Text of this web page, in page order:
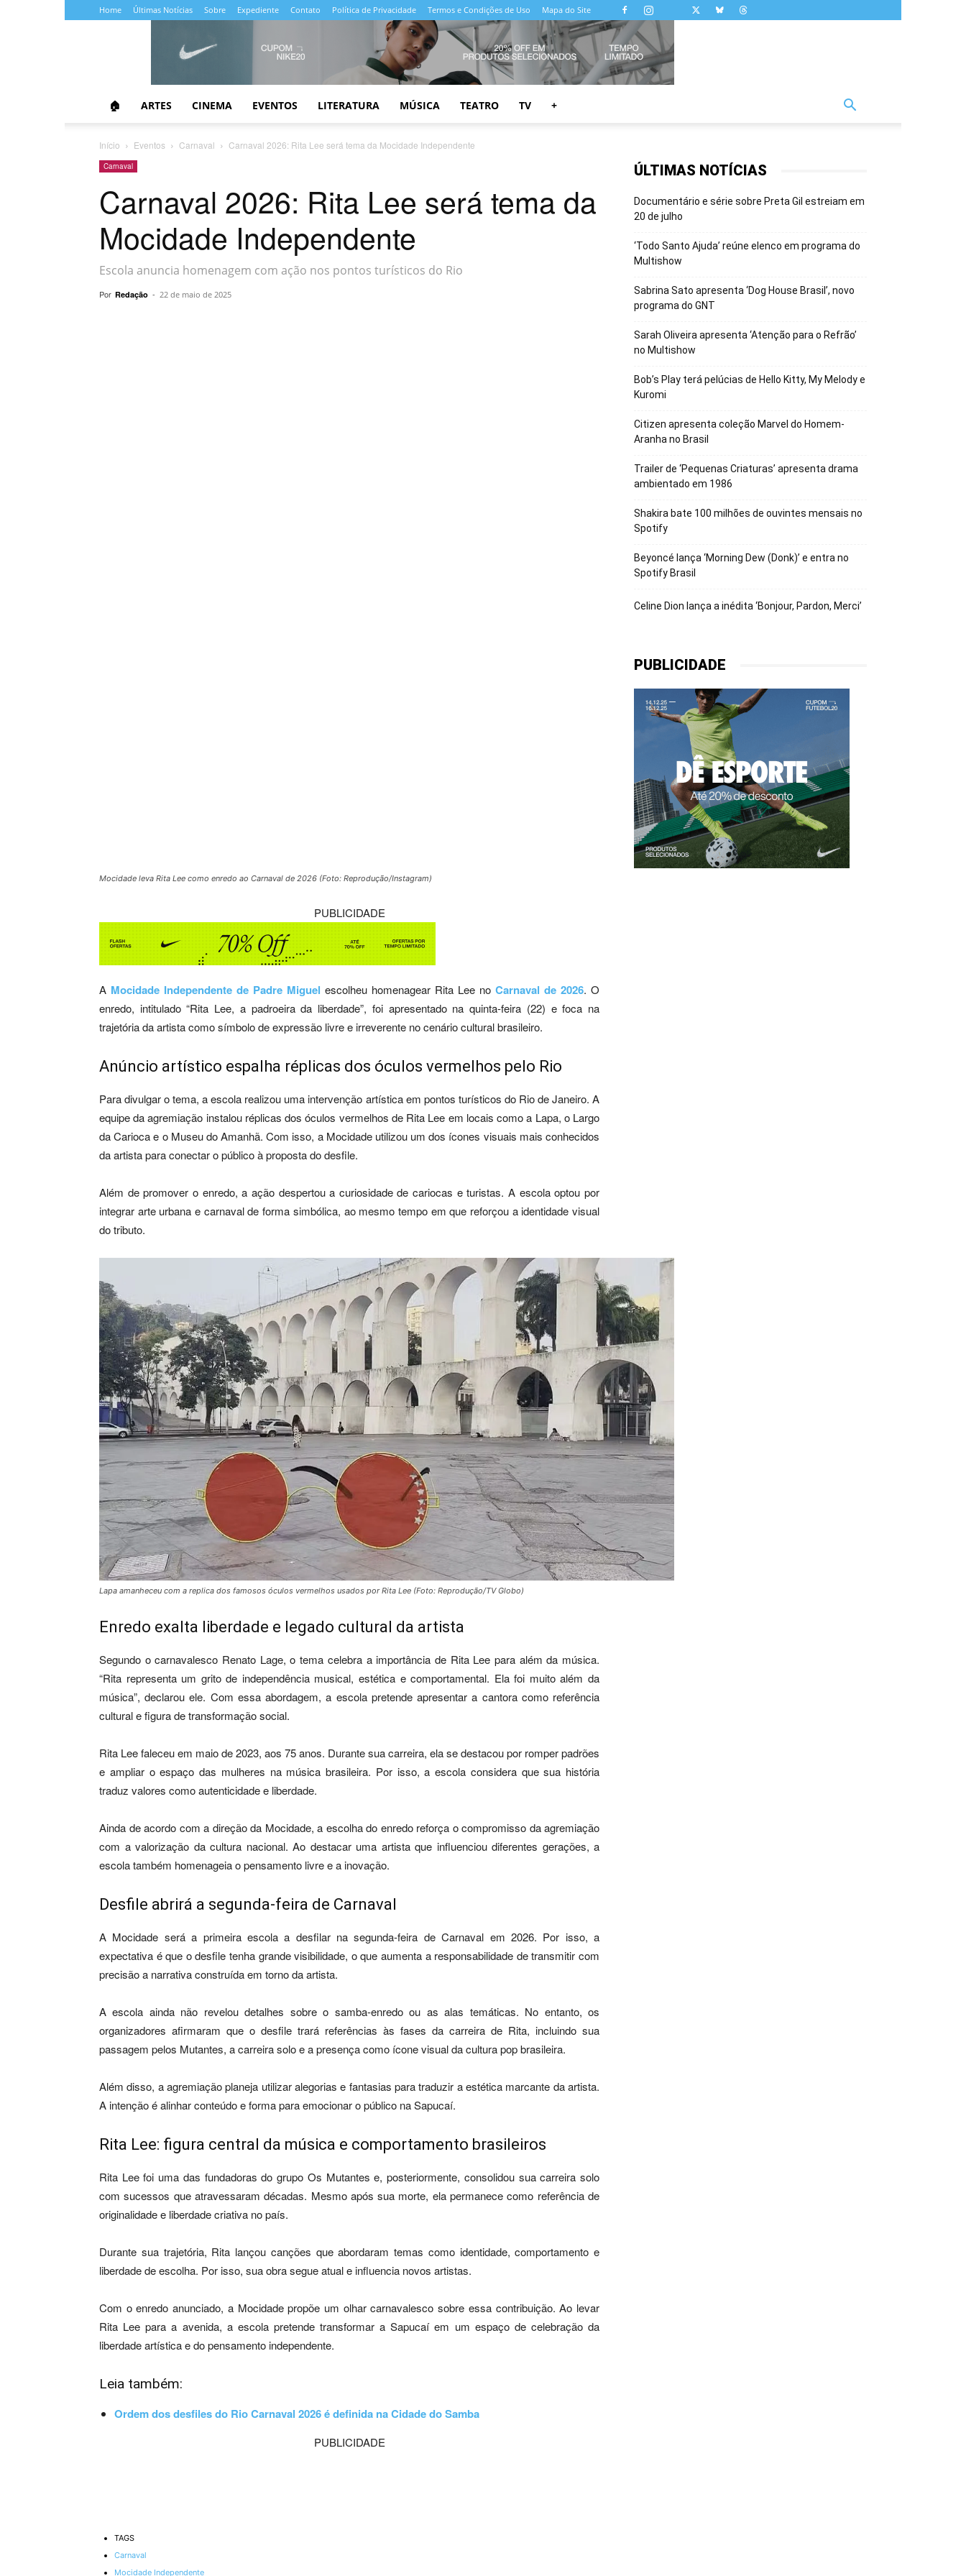
Home Últimas Notícias Sobre Expediente Contato Política de Privacidade Termos e Condições de Uso Mapa do Site
🏠 ARTES CINEMA EVENTOS LITERATURA MÚSICA TEATRO TV +
Início Eventos Carnaval Carnaval 2026: Rita Lee será tema da Mocidade Independente
Carnaval
Carnaval 2026: Rita Lee será tema da
Mocidade Independente
Escola anuncia homenagem com ação nos pontos turísticos do Rio
Por Redação - 22 de maio de 2025
Mocidade leva Rita Lee como enredo ao Carnaval de 2026 (Foto: Reprodução/Instagram)
PUBLICIDADE
A Mocidade Independente de Padre Miguel escolheu homenagear Rita Lee no Carnaval de 2026. O
enredo, intitulado “Rita Lee, a padroeira da liberdade”, foi apresentado na quinta-feira (22) e foca na
trajetória da artista como símbolo de expressão livre e irreverente no cenário cultural brasileiro.
Anúncio artístico espalha réplicas dos óculos vermelhos pelo Rio
Para divulgar o tema, a escola realizou uma intervenção artística em pontos turísticos do Rio de Janeiro. A
equipe da agremiação instalou réplicas dos óculos vermelhos de Rita Lee em locais como a Lapa, o Largo
da Carioca e o Museu do Amanhã. Com isso, a Mocidade utilizou um dos ícones visuais mais conhecidos
da artista para conectar o público à proposta do desfile.
Além de promover o enredo, a ação despertou a curiosidade de cariocas e turistas. A escola optou por
integrar arte urbana e carnaval de forma simbólica, ao mesmo tempo em que reforçou a identidade visual
do tributo.
Lapa amanheceu com a replica dos famosos óculos vermelhos usados por Rita Lee (Foto: Reprodução/TV Globo)
Enredo exalta liberdade e legado cultural da artista
Segundo o carnavalesco Renato Lage, o tema celebra a importância de Rita Lee para além da música.
“Rita representa um grito de independência musical, estética e comportamental. Ela foi muito além da
música”, declarou ele. Com essa abordagem, a escola pretende apresentar a cantora como referência
cultural e figura de transformação social.
Rita Lee faleceu em maio de 2023, aos 75 anos. Durante sua carreira, ela se destacou por romper padrões
e ampliar o espaço das mulheres na música brasileira. Por isso, a escola considera que sua história
traduz valores como autenticidade e liberdade.
Ainda de acordo com a direção da Mocidade, a escolha do enredo reforça o compromisso da agremiação
com a valorização da cultura nacional. Ao destacar uma artista que influenciou diferentes gerações, a
escola também homenageia o pensamento livre e a inovação.
Desfile abrirá a segunda-feira de Carnaval
A Mocidade será a primeira escola a desfilar na segunda-feira de Carnaval em 2026. Por isso, a
expectativa é que o desfile tenha grande visibilidade, o que aumenta a responsabilidade de transmitir com
precisão a narrativa construída em torno da artista.
A escola ainda não revelou detalhes sobre o samba-enredo ou as alas temáticas. No entanto, os
organizadores afirmaram que o desfile trará referências às fases da carreira de Rita, incluindo sua
passagem pelos Mutantes, a carreira solo e a presença como ícone visual da cultura pop brasileira.
Além disso, a agremiação planeja utilizar alegorias e fantasias para traduzir a estética marcante da artista.
A intenção é alinhar conteúdo e forma para emocionar o público na Sapucaí.
Rita Lee: figura central da música e comportamento brasileiros
Rita Lee foi uma das fundadoras do grupo Os Mutantes e, posteriormente, consolidou sua carreira solo
com sucessos que atravessaram décadas. Mesmo após sua morte, ela permanece como referência de
originalidade e liberdade criativa no país.
Durante sua trajetória, Rita lançou canções que abordaram temas como identidade, comportamento e
liberdade de escolha. Por isso, sua obra segue atual e influencia novos artistas.
Com o enredo anunciado, a Mocidade propõe um olhar carnavalesco sobre essa contribuição. Ao levar
Rita Lee para a avenida, a escola pretende transformar a Sapucaí em um espaço de celebração da
liberdade artística e do pensamento independente.
Leia também:
Ordem dos desfiles do Rio Carnaval 2026 é definida na Cidade do Samba
PUBLICIDADE
TAGS
Carnaval
Mocidade Independente
ÚLTIMAS NOTÍCIAS
Documentário e série sobre Preta Gil estreiam em
20 de julho
‘Todo Santo Ajuda’ reúne elenco em programa do
Multishow
Sabrina Sato apresenta ‘Dog House Brasil’, novo
programa do GNT
Sarah Oliveira apresenta ‘Atenção para o Refrão’
no Multishow
Bob’s Play terá pelúcias de Hello Kitty, My Melody e
Kuromi
Citizen apresenta coleção Marvel do Homem-
Aranha no Brasil
Trailer de ‘Pequenas Criaturas’ apresenta drama
ambientado em 1986
Shakira bate 100 milhões de ouvintes mensais no
Spotify
Beyoncé lança ‘Morning Dew (Donk)’ e entra no
Spotify Brasil
Celine Dion lança a inédita ‘Bonjour, Pardon, Merci’
PUBLICIDADE